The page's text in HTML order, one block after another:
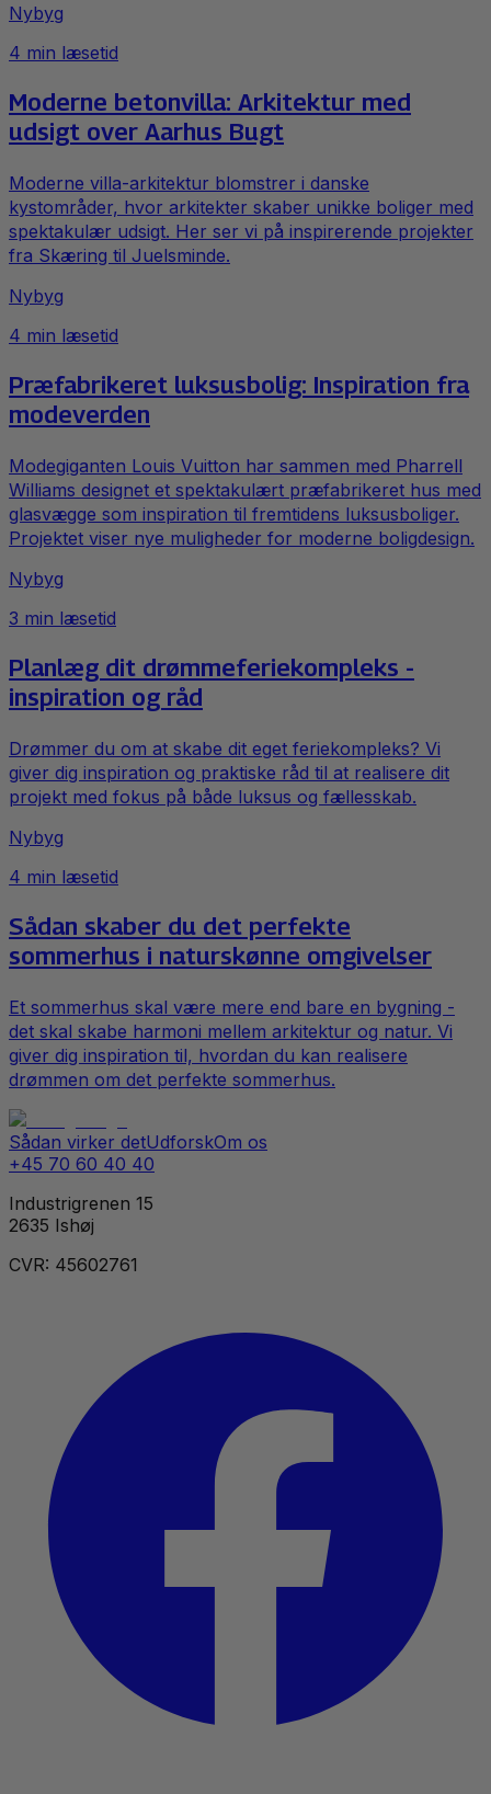
Nybyg
4 min læsetid
Moderne betonvilla: Arkitektur med
udsigt over Aarhus Bugt
Moderne villa-arkitektur blomstrer i danske
kystområder, hvor arkitekter skaber unikke boliger med
spektakulær udsigt. Her ser vi på inspirerende projekter
fra Skæring til Juelsminde.
Nybyg
4 min læsetid
Præfabrikeret luksusbolig: Inspiration fra
modeverden
Modegiganten Louis Vuitton har sammen med Pharrell
Williams designet et spektakulært præfabrikeret hus med
glasvægge som inspiration til fremtidens luksusboliger.
Projektet viser nye muligheder for moderne boligdesign.
Nybyg
3 min læsetid
Planlæg dit drømmeferiekompleks -
inspiration og råd
Drømmer du om at skabe dit eget feriekompleks? Vi
giver dig inspiration og praktiske råd til at realisere dit
projekt med fokus på både luksus og fællesskab.
Nybyg
4 min læsetid
Sådan skaber du det perfekte
sommerhus i naturskønne omgivelser
Et sommerhus skal være mere end bare en bygning -
det skal skabe harmoni mellem arkitektur og natur. Vi
giver dig inspiration til, hvordan du kan realisere
drømmen om det perfekte sommerhus.
Sådan virker detUdforskOm os
+45 70 60 40 40
Industrigrenen 15
2635 Ishøj
CVR: 45602761